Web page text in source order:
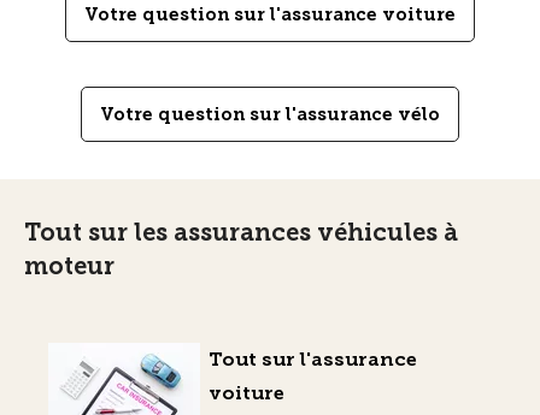
Votre question sur l'assurance voiture
Votre question sur l'assurance vélo
Tout sur les assurances véhicules à
moteur
Tout sur l'assurance
voiture